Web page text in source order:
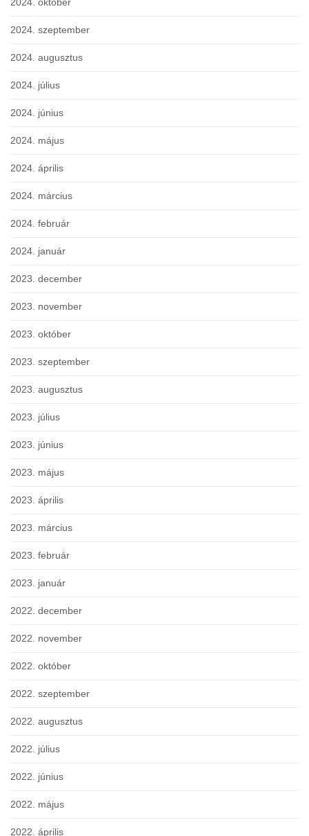
2024. szeptember
2024. augusztus
2024. július
2024. június
2024. május
2024. április
2024. március
2024. február
2024. január
2023. december
2023. november
2023. október
2023. szeptember
2023. augusztus
2023. július
2023. június
2023. május
2023. április
2023. március
2023. február
2023. január
2022. december
2022. november
2022. október
2022. szeptember
2022. augusztus
2022. július
2022. június
2022. május
2022. április